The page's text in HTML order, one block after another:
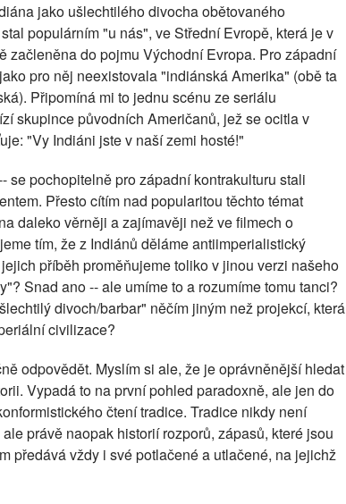
jako ušlechtilého divocha obětovaného
populárním "u nás", ve Střední Evropě, která je v
začleněna do pojmu Východní Evropa. Pro západní
pro něj neexistovala "indiánská Amerika" (obě ta
Připomíná mi to jednu scénu ze seriálu
skupince původních Američanů, jež se ocitla v
"Vy Indiáni jste v naší zemi hosté!"
se pochopitelně pro západní kontrakulturu stali
Přesto cítím nad popularitou těchto témat
daleko věrněji a zajímavěji než ve filmech o
tím, že z Indiánů děláme antiimperialistický
příběh proměňujeme toliko v jinou verzi našeho
Snad ano -- ale umíme to a rozumíme tomu tanci?
divoch/barbar" něčím jiným než projekcí, která
civilizace?
odpovědět. Myslím si ale, že je oprávněnější hledat
Vypadá to na první pohled paradoxně, ale jen do
čtení tradice. Tradice nikdy není
právě naopak historií rozporů, zápasů, které jsou
předává vždy i své potlačené a utlačené, na jejichž